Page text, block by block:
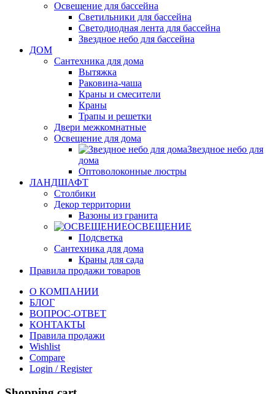
Освещение для бассейна
Светильники для бассейна
Светодиодная лента для бассейна
Звездное небо для бассейна
ДОМ
Сантехника для дома
Вытяжка
Раковина-чаша
Краны и смесители
Краны
Трапы и решетки
Двери межкомнатные
Освещение для дома
Звездное небо для
дома
Оптоволоконные люстры
ЛАНДШАФТ
Столбики
Декор территории
Вазоны из гранита
ОСВЕЩЕНИЕ
Подсветка
Сантехника для дома
Краны для сада
Правила продажи товаров
О КОМПАНИИ
БЛОГ
ВОПРОС-ОТВЕТ
КОНТАКТЫ
Правила продажи
Wishlist
Compare
Login / Register